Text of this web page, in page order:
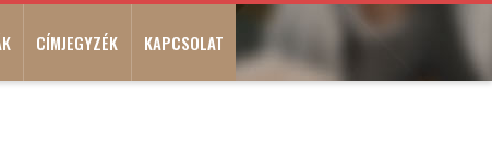
CÍMJEGYZÉK KAPCSOLAT